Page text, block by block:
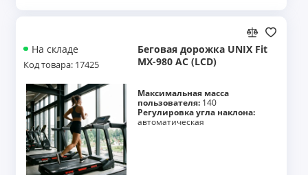
На складе
Код товара: 17425
Беговая дорожка UNIX Fit
MX-980 AC (LCD)
Максимальная масса
пользователя: 140
Регулировка угла наклона:
автоматическая